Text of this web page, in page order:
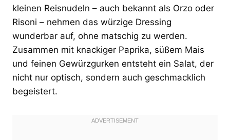
kleinen Reisnudeln – auch bekannt als Orzo oder
Risoni – nehmen das würzige Dressing
wunderbar auf, ohne matschig zu werden.
Zusammen mit knackiger Paprika, süßem Mais
und feinen Gewürzgurken entsteht ein Salat, der
nicht nur optisch, sondern auch geschmacklich
begeistert.